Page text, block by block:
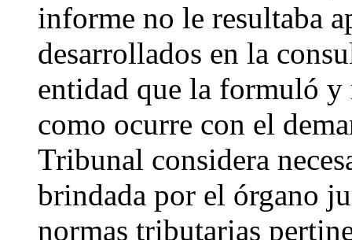
informe no le resultaba
desarrollados en la
entidad que la formuló y
como ocurre con el
Tribunal considera
brindada por el órgano
normas tributarias